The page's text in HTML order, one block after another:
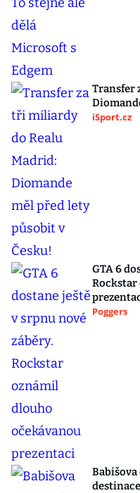
Transfer
iSport.cz
GTA 6
Rockstar
Poggers